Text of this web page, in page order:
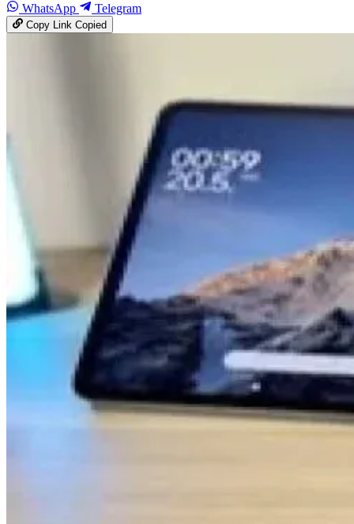
WhatsApp Telegram
Copy LinkCopied